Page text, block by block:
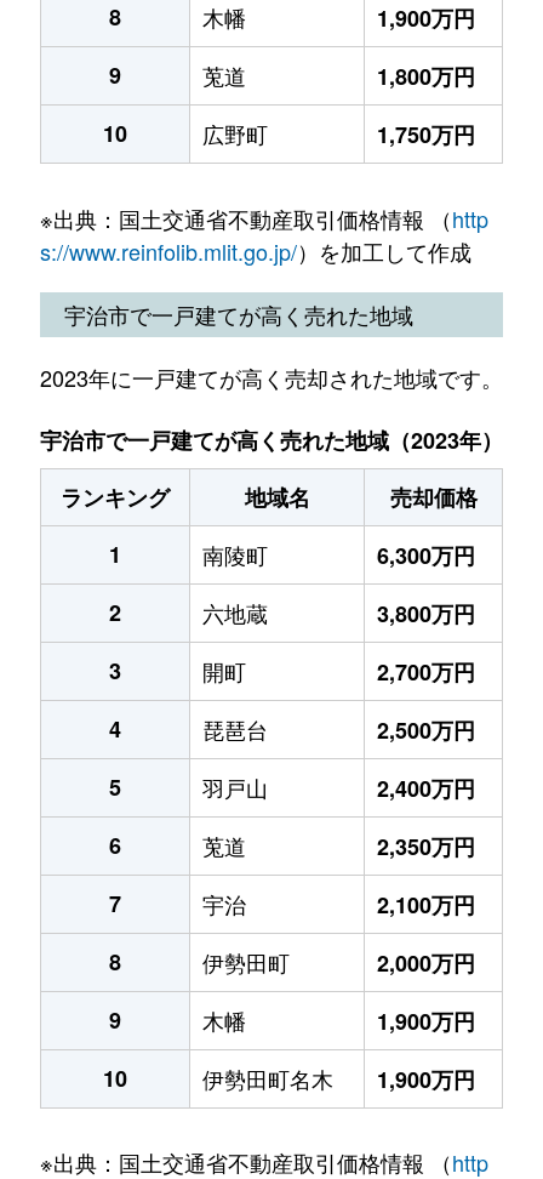
8
木幡
1,900万円
9
莵道
1,800万円
10
広野町 1,750万円
※出典：国土交通省不動産取引価格情報 （http
s://www.reinfolib.mlit.go.jp/）を加工して作成
宇治市で一戸建てが高く売れた地域
2023年に一戸建てが高く売却された地域です。
宇治市で一戸建てが高く売れた地域（2023年）
ランキング
地域名
売却価格
1
南陵町
6,300万円
2
六地蔵
3,800万円
3
開町
2,700万円
4
琵琶台
2,500万円
5
羽戸山
2,400万円
6
莵道
2,350万円
7
宇治
2,100万円
8
伊勢田町
2,000万円
9
木幡
1,900万円
10
伊勢田町名木 1,900万円
※出典：国土交通省不動産取引価格情報 （http